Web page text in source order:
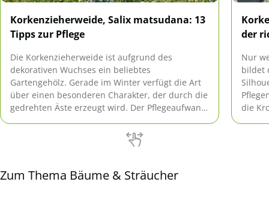
Korkenzieherweide, Salix matsudana: 13
Tipps zur Pflege
Die Korkenzieherweide ist aufgrund des
dekorativen Wuchses ein beliebtes
Gartengehölz. Gerade im Winter verfügt die Art
über einen besonderen Charakter, der durch die
gedrehten Äste erzeugt wird. Der Pflegeaufwand
der
Nur
bildet
die
Zum Thema Bäume & Sträucher